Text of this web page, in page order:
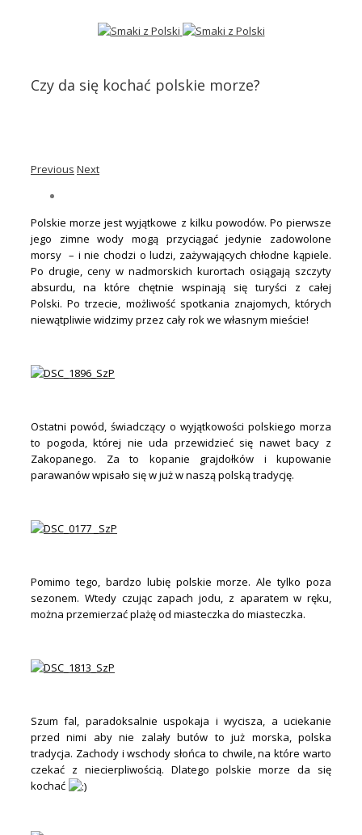
Czy da się kochać polskie morze?
Previous Next
Polskie morze jest wyjątkowe z kilku powodów. Po pierwsze
jego zimne wody mogą przyciągać jedynie zadowolone
morsy – i nie chodzi o ludzi, zażywających chłodne kąpiele.
Po drugie, ceny w nadmorskich kurortach osiągają szczyty
absurdu, na które chętnie wspinają się turyści z całej
Polski. Po trzecie, możliwość spotkania znajomych, których
niewątpliwie widzimy przez cały rok we własnym mieście!
Ostatni powód, świadczący o wyjątkowości polskiego morza
to pogoda, której nie uda przewidzieć się nawet bacy z
Zakopanego. Za to kopanie grajdołków i kupowanie
parawanów wpisało się w już w naszą polską tradycję.
Pomimo tego, bardzo lubię polskie morze. Ale tylko poza
sezonem. Wtedy czując zapach jodu, z aparatem w ręku,
można przemierzać plażę od miasteczka do miasteczka.
Szum fal, paradoksalnie uspokaja i wycisza, a uciekanie
przed nimi aby nie zalały butów to już morska, polska
tradycja. Zachody i wschody słońca to chwile, na które warto
czekać z niecierpliwością. Dlatego polskie morze da się
kochać